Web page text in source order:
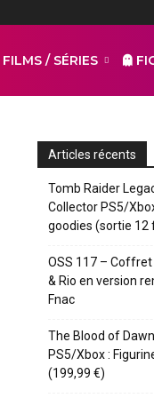
FILMS / SÉRIES
Articles récents
Tomb Raider
Collector PS5/
goodies (sortie 12
OSS 117 – Coffret
& Rio en version
Fnac
The Blood of
PS5/Xbox :
(199,99 €)